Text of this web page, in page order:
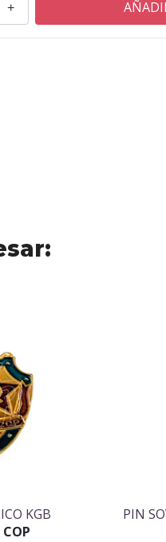
+
KGB
PIN